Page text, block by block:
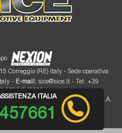
Correggio (RE) Italy - Sede operativa:
- E-mail: sice@sice.it- Tel: +39
0522/642882
imprese RE 06260730012 - R.E.A.
10.000.000 i.v.
ITALIA